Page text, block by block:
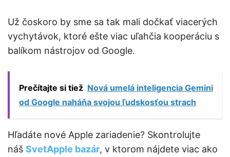
Už čoskoro by sme sa tak mali dočkať viacerých
vychytávok, ktoré ešte viac uľahčia kooperáciu s
balíkom nástrojov od Google.
Prečítajte si tiež Nová umelá inteligencia Gemini
od Google naháňa svojou ľudskosťou strach
Hľadáte nové Apple zariadenie? Skontrolujte
náš SvetApple bazár, v ktorom nájdete viac ako